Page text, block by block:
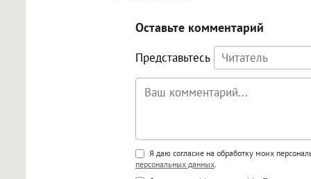
Оставьте комментарий
Представьтесь
Поддержка HTML
<b>, <strong>, <u>, <i>, <em>,
Я даю согласие на обработку моих
персональных данных.